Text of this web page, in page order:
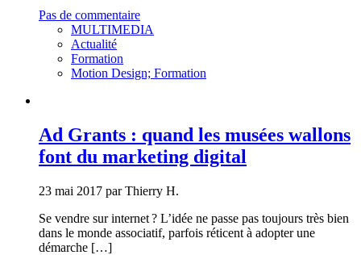
Pas de commentaire
MULTIMEDIA
Actualité
Formation
Motion Design; Formation
Ad Grants : quand les musées wallons
font du marketing digital
23 mai 2017 par Thierry H.
Se vendre sur internet ? L’idée ne passe pas toujours très bien
dans le monde associatif, parfois réticent à adopter une
démarche […]